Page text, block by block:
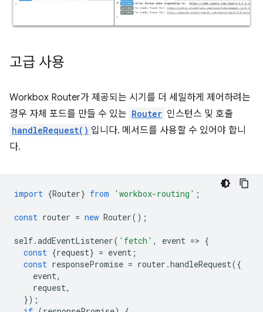
고급 사용
Workbox Router가 제공되는 시기를 더 세밀하게 제어하려는
경우 자체 포드를 만들 수 있는 Router 인스턴스 및 호출
handleRequest() 입니다. 메서드를 사용할 수 있어야 합니
다.
import {Router} from 'workbox-routing' ;
const router = new Router();
self.addEventListener( 'fetch' , event => {
const {request} = event ;
const responsePromise = router .handleRequest({
event,
request,
});